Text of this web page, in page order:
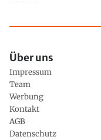
Über uns
Impressum
Team
Werbung
Kontakt
AGB
Datenschutz